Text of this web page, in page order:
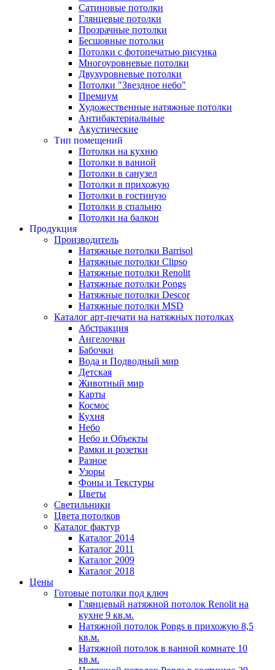
Сатиновые потолки
Глянцевые потолки
Прозрачные потолки
Бесшовные потолки
Потолки с фотопечатью рисунка
Многоуровневые потолки
Двухуровневые потолки
Потолки "Звездное небо"
Премиум
Художественные натяжные потолки
Антибактериальные
Акустические
Тип помещений
Потолки на кухню
Потолки в ванной
Потолки в санузел
Потолки в прихожую
Потолки в гостиную
Потолки в спальню
Потолки на балкон
Продукция
Производитель
Натяжные потолки Barrisol
Натяжные потолки Clipso
Натяжные потолки Renolit
Натяжные потолки Pongs
Натяжные потолки Descor
Натяжные потолки MSD
Каталог арт-печати на натяжных потолках
Абстракция
Ангелочки
Бабочки
Вода и Подводный мир
Детская
Животный мир
Карты
Космос
Кухня
Небо
Небо и Объекты
Рамки и розетки
Разное
Узоры
Фоны и Текстуры
Цветы
Светильники
Цвета потолков
Каталог фактур
Каталог 2014
Каталог 2011
Каталог 2009
Каталог 2018
Цены
Готовые потолки под ключ
Глянцевый натяжной потолок Renolit на
кухне 9 кв.м.
Натяжной потолок Pongs в прихожую 8,5
кв.м.
Натяжной потолок в ванной комнате 10
кв.м.